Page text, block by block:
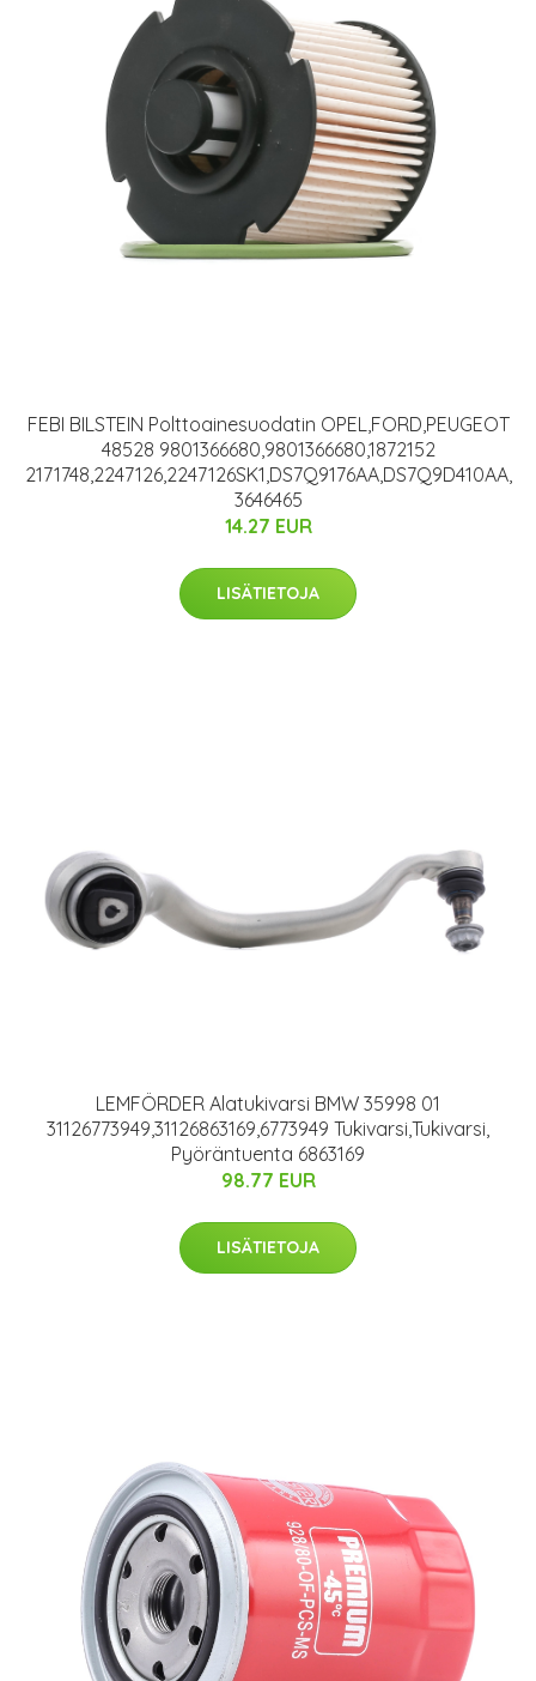
FEBI BILSTEIN Polttoainesuodatin OPEL,FORD,PEUGEOT
48528 9801366680,9801366680,1872152
2171748,2247126,2247126SK1,DS7Q9176AA,DS7Q9D410AA,
3646465
14.27 EUR
LISÄTIETOJA
LEMFÖRDER Alatukivarsi BMW 35998 01
31126773949,31126863169,6773949 Tukivarsi,Tukivarsi,
Pyöräntuenta 6863169
98.77 EUR
LISÄTIETOJA